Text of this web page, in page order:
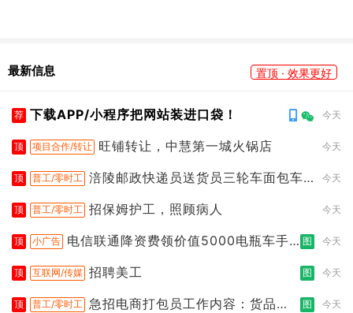
最新信息 置顶 · 效果更好
荐 下载APP/小程序把网站装进口袋！ 今天
顶 项目合作/转让 旺铺转让，中慧第一城火锅店 今天
顶 普工/零时工 涪陵邮政快递员送货员三轮车面包车
今天
顶 普工/零时工 招保姆护工，照顾病人 今天
顶 小广告 电信联通降资费领价值5000电瓶车手
图 今天
顶 互联网/传媒 招聘美工 图 今天
顶 普工/零时工 急招电商打包员工作内容：货品分
图 今天